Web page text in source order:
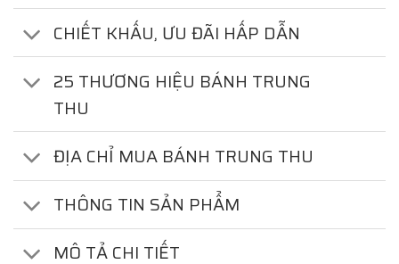
CHIẾT KHẤU, ƯU ĐÃI HẤP DẪN
25 THƯƠNG HIỆU BÁNH TRUNG
THU
ĐỊA CHỈ MUA BÁNH TRUNG THU
THÔNG TIN SẢN PHẨM
MÔ TẢ CHI TIẾT